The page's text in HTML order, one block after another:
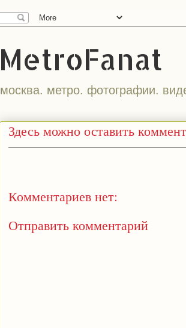
MetroFanat
москва. метро. фотографии.
Здесь можно оставить
Комментариев нет:
Отправить комментарий